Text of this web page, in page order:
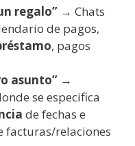
regalo” → Chats
de pagos,
, pagos
asunto” →
se especifica
de fechas e
facturas/relaciones